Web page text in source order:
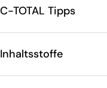
C-TOTAL Tipps
Inhaltsstoffe